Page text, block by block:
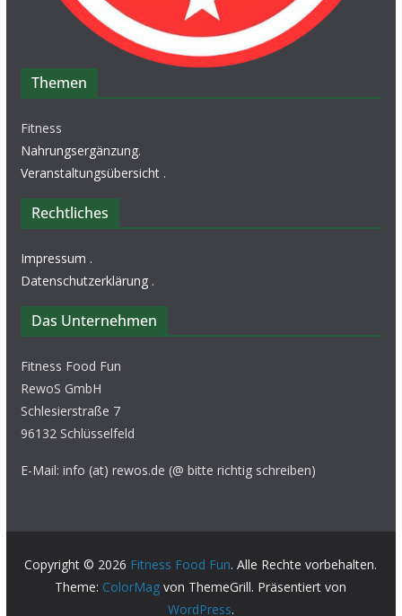
Themen
Fitness
Nahrungsergänzung.
Veranstaltungsübersicht.
Rechtliches
Impressum .
Datenschutzerklärung.
Das Unternehmen
Fitness Food Fun
RewoS GmbH
Schlesierstraße 7
96132 Schlüsselfeld
E-Mail: info (at) rewos.de (@ bitte richtig schreiben)
Copyright © 2026 Fitness Food Fun. Alle Rechte vorbehalten.
Theme: ColorMag von ThemeGrill. Präsentiert von
WordPress.